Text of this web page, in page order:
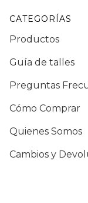
CATEGORÍAS
Productos
Guía de talles
Preguntas
Cómo Comprar
Quienes Somos
Cambios y